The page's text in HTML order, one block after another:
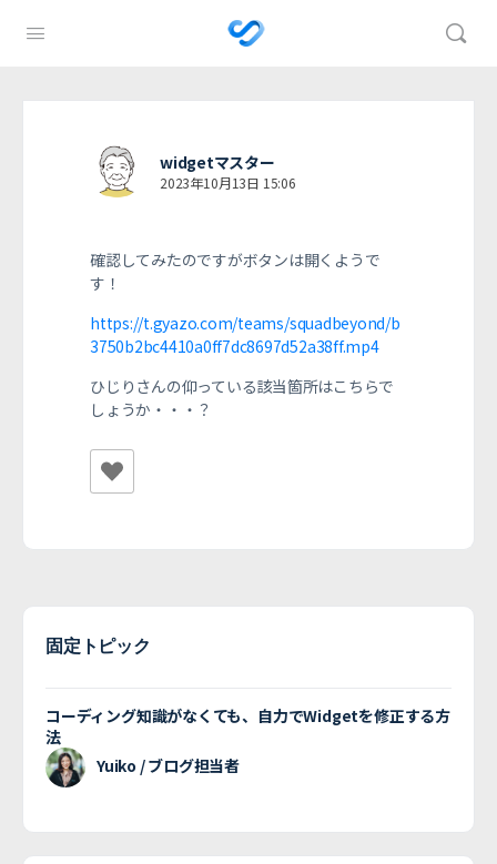
widgetマスター
2023年10月13日 15:06
確認してみたのですがボタンは開くようで
す！
https://t.gyazo.com/teams/squadbeyond/b
3750b2bc4410a0ff7dc8697d52a38ff.mp4
ひじりさんの仰っている該当箇所はこちらで
しょうか・・・？
固定トピック
コーディング知識がなくても、自力でWidgetを修正する方
法
Yuiko / ブログ担当者